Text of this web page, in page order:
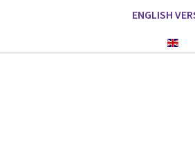
ENGLISH